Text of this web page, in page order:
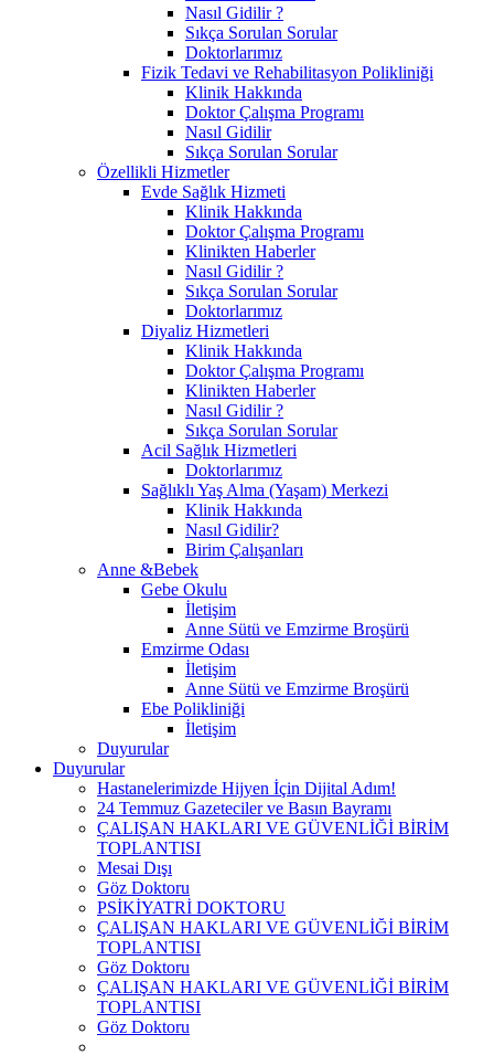
Nasıl Gidilir ?
Sıkça Sorulan Sorular
Doktorlarımız
Fizik Tedavi ve Rehabilitasyon Polikliniği
Klinik Hakkında
Doktor Çalışma Programı
Nasıl Gidilir
Sıkça Sorulan Sorular
Özellikli Hizmetler
Evde Sağlık Hizmeti
Klinik Hakkında
Doktor Çalışma Programı
Klinikten Haberler
Nasıl Gidilir ?
Sıkça Sorulan Sorular
Doktorlarımız
Diyaliz Hizmetleri
Klinik Hakkında
Doktor Çalışma Programı
Klinikten Haberler
Nasıl Gidilir ?
Sıkça Sorulan Sorular
Acil Sağlık Hizmetleri
Doktorlarımız
Sağlıklı Yaş Alma (Yaşam) Merkezi
Klinik Hakkında
Nasıl Gidilir?
Birim Çalışanları
Anne &Bebek
Gebe Okulu
İletişim
Anne Sütü ve Emzirme Broşürü
Emzirme Odası
İletişim
Anne Sütü ve Emzirme Broşürü
Ebe Polikliniği
İletişim
Duyurular
Duyurular
Hastanelerimizde Hijyen İçin Dijital Adım!
24 Temmuz Gazeteciler ve Basın Bayramı
ÇALIŞAN HAKLARI VE GÜVENLİĞİ BİRİM
TOPLANTISI
Mesai Dışı
Göz Doktoru
PSİKİYATRİ DOKTORU
ÇALIŞAN HAKLARI VE GÜVENLİĞİ BİRİM
TOPLANTISI
Göz Doktoru
ÇALIŞAN HAKLARI VE GÜVENLİĞİ BİRİM
TOPLANTISI
Göz Doktoru